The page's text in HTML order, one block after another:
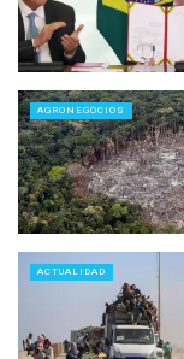
AGRONEGOCIOS
ACTUALIDAD